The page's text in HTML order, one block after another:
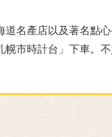
名產店以及著名點
市時計台」下車。